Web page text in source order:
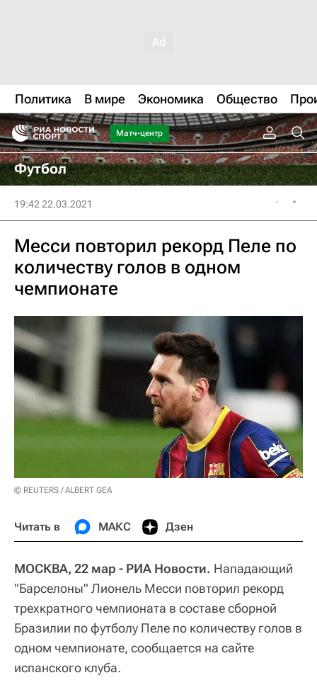
Политика В мире Экономика Общество
Матч-центр
Футбол
19:42 22.03.2021
Месси повторил рекорд Пеле по
количеству голов в одном
чемпионате
© REUTERS / ALBERT GEA
Читать в МАКС Дзен
МОСКВА, 22 мар - РИА Новости. Нападающий
"Барселоны" Лионель Месси повторил рекорд
трехкратного чемпионата в составе сборной
Бразилии по футболу Пеле по количеству голов в
одном чемпионате, сообщается на сайте
испанского клуба.